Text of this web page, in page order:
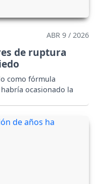
ABR 9 / 2026
de ruptura
como fórmula
ocasionado la